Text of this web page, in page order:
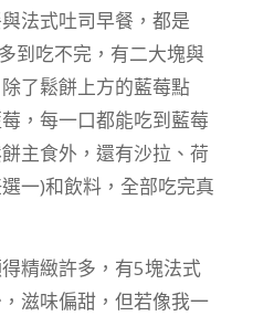
法式吐司早餐，都是
到吃不完，有二大塊與
了鬆餅上方的藍莓點
，每一口都能吃到藍莓
主食外，還有沙拉、荷
一)和飲料，全部吃完真
精緻許多，有5塊法式
滋味偏甜，但若像我一